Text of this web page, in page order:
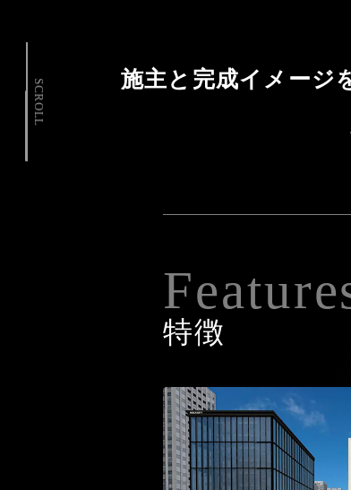
施主と完成イメージ
SCROLL
特徴